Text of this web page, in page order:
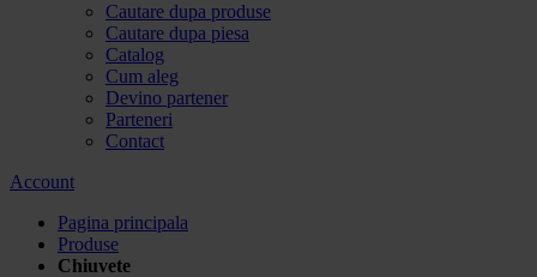
Cautare dupa produse
Cautare dupa piesa
Catalog
Cum aleg
Devino partener
Parteneri
Contact
Account
Pagina principala
Produse
Chiuvete